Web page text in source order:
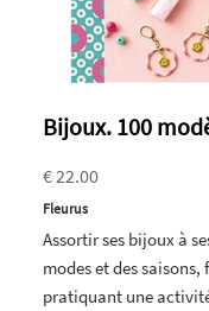
Bijoux. 100
€ 22.00
Fleurus
Assortir ses bijoux à
modes et des saisons,
pratiquant une